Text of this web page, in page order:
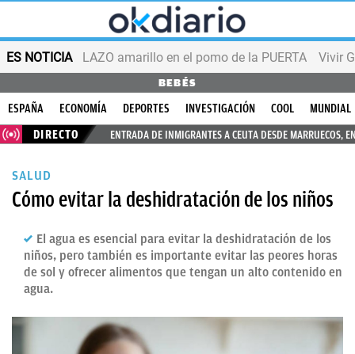
ES NOTICIA LAZO amarillo en el pomo de la PUERTA Vivir
BEBÉS
ESPAÑA ECONOMÍA DEPORTES INVESTIGACIÓN COOL
MUNDIAL
DIRECTO
ENTRADA DE INMIGRANTES A CEUTA DESDE MARRUECOS,
SALUD
Cómo evitar la deshidratación de los niños
El agua es esencial para evitar la deshidratación de los
niños, pero también es importante evitar las peores horas
de sol y ofrecer alimentos que tengan un alto contenido en
agua.